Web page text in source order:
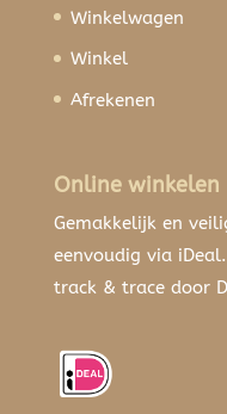
Winkelwagen
Winkel
Afrekenen
Online winkelen
Gemakkelijk en
eenvoudig via
track & trace door